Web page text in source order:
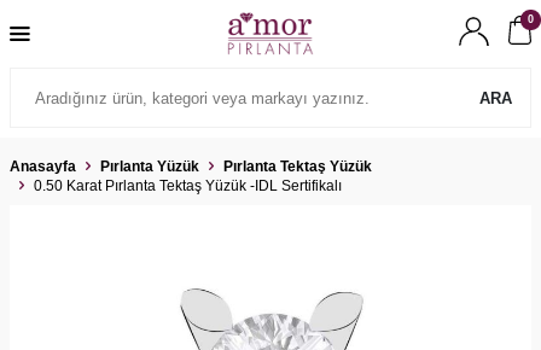
ARA
0
Anasayfa Pırlanta Yüzük
Pırlanta Tektaş Yüzük
0.50 Karat Pırlanta Tektaş Yüzük -IDL Sertifikalı